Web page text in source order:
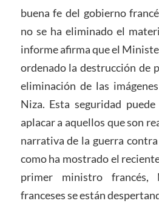
buena fe del gobierno
no se ha eliminado el
informe afirma que el
ordenado la destrucción de
eliminación de las
Niza. Esta seguridad
aplacar a aquellos que son
narrativa de la guerra
como ha mostrado el
primer ministro francés,
franceses se están